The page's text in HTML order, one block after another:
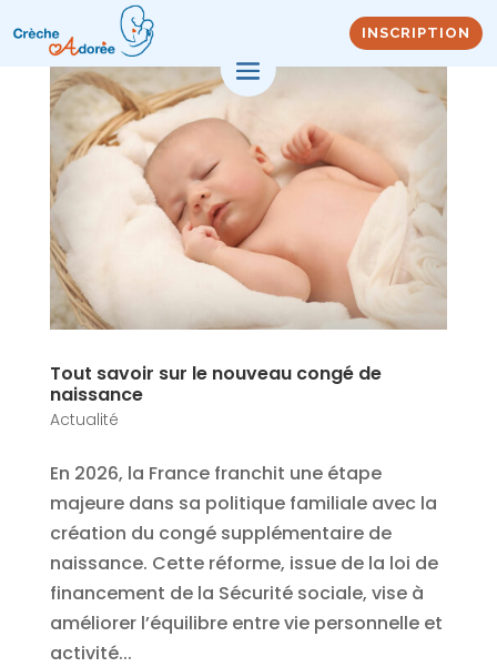
INSCRIPTION
Tout savoir sur le nouveau congé de
naissance
Actualité
En 2026, la France franchit une étape
majeure dans sa politique familiale avec la
création du congé supplémentaire de
naissance. Cette réforme, issue de la loi de
financement de la Sécurité sociale, vise à
améliorer l’équilibre entre vie personnelle et
activité...